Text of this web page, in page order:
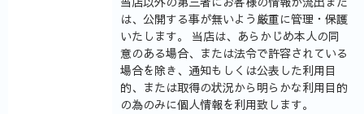
は、公開する事が無いよう厳重に管理・保護
いたします。 当店は、あらかじめ本人の同
意のある場合、または法令で許容されている
場合を除き、通知もしくは公表した利用目
的、または取得の状況から明らかな利用目的
の為のみに個人情報を利用致します。